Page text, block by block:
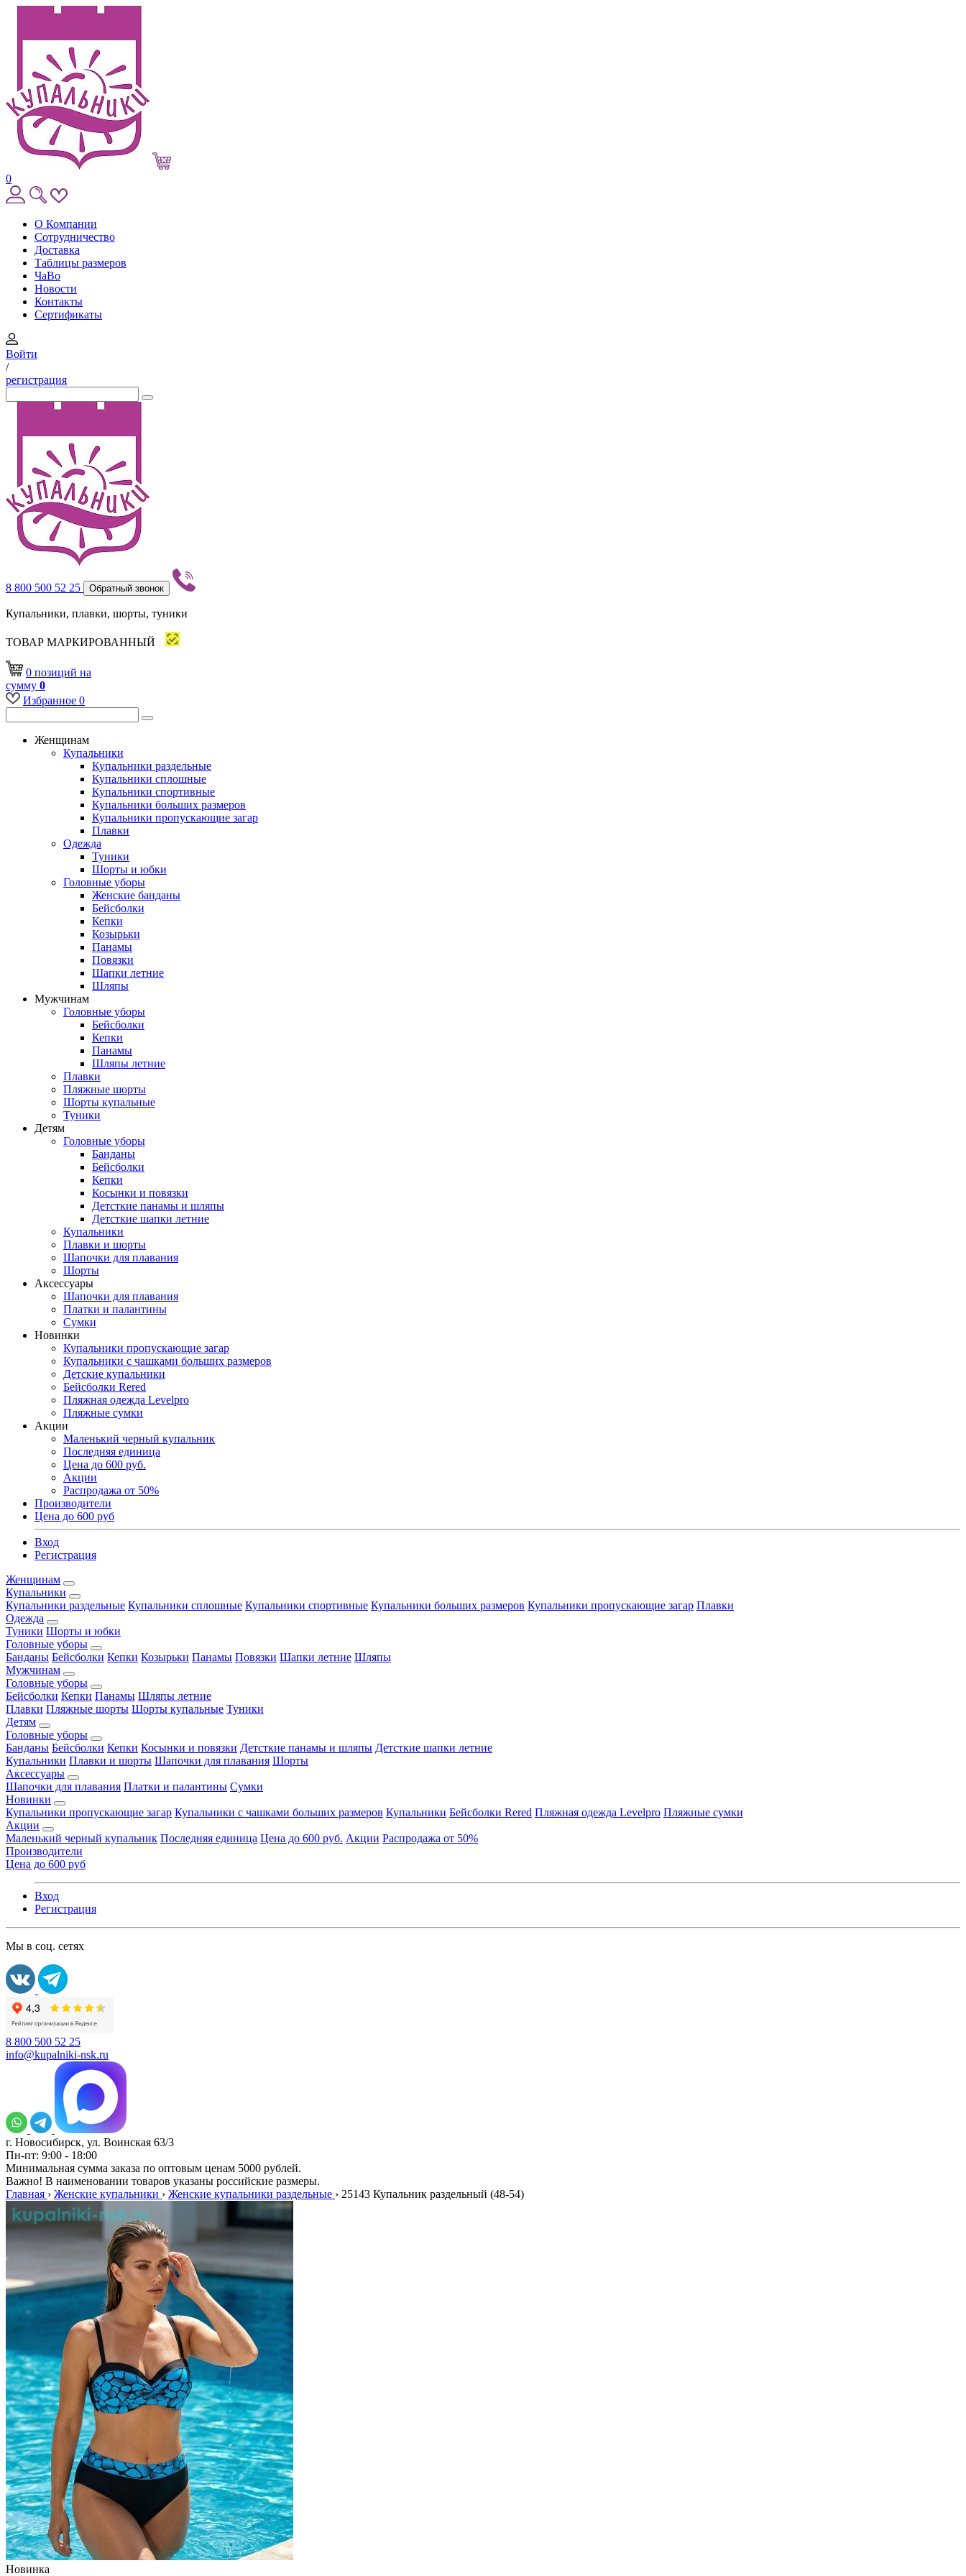
0
О Компании
Сотрудничество
Доставка
Таблицы размеров
ЧаВо
Новости
Контакты
Сертификаты
Войти
/
регистрация
8 800 500 52 25 Обратный звонок
Купальники, плавки, шорты, туники
ТОВАР МАРКИРОВАННЫЙ
0 позиций на
сумму 0
Избранное 0
Женщинам
Купальники
Купальники раздельные
Купальники сплошные
Купальники спортивные
Купальники больших размеров
Купальники пропускающие загар
Плавки
Одежда
Туники
Шорты и юбки
Головные уборы
Женские банданы
Бейсболки
Кепки
Козырьки
Панамы
Повязки
Шапки летние
Шляпы
Мужчинам
Головные уборы
Бейсболки
Кепки
Панамы
Шляпы летние
Плавки
Пляжные шорты
Шорты купальные
Туники
Детям
Головные уборы
Банданы
Бейсболки
Кепки
Косынки и повязки
Детсткие панамы и шляпы
Детсткие шапки летние
Купальники
Плавки и шорты
Шапочки для плавания
Шорты
Аксессуары
Шапочки для плавания
Платки и палантины
Сумки
Новинки
Купальники пропускающие загар
Купальники с чашками больших размеров
Детские купальники
Бейсболки Rered
Пляжная одежда Levelpro
Пляжные сумки
Акции
Маленький черный купальник
Последняя единица
Цена до 600 руб.
Акции
Распродажа от 50%
Производители
Цена до 600 руб
Вход
Регистрация
Женщинам
Купальники
Купальники раздельные Купальники сплошные Купальники спортивные Купальники больших размеров Купальники пропускающие загар Плавки
Одежда
Туники Шорты и юбки
Головные уборы
Банданы Бейсболки Кепки Козырьки Панамы Повязки Шапки летние Шляпы
Мужчинам
Головные уборы
Бейсболки Кепки Панамы Шляпы летние
Плавки Пляжные шорты Шорты купальные Туники
Детям
Головные уборы
Банданы Бейсболки Кепки Косынки и повязки Детсткие панамы и шляпы Детсткие шапки летние
Купальники Плавки и шорты Шапочки для плавания Шорты
Аксессуары
Шапочки для плавания Платки и палантины Сумки
Новинки
Купальники пропускающие загар Купальники с чашками больших размеров Купальники Бейсболки Rered Пляжная одежда Levelpro Пляжные сумки
Акции
Маленький черный купальник Последняя единица Цена до 600 руб. Акции Распродажа от 50%
Производители
Цена до 600 руб
Вход
Регистрация
Мы в соц. сетях
8 800 500 52 25
info@kupalniki-nsk.ru
г. Новосибирск, ул. Воинская 63/3
Пн-пт: 9:00 - 18:00
Минимальная сумма заказа по оптовым ценам 5000 рублей.
Важно! В наименовании товаров указаны российские размеры.
Главная › Женские купальники › Женские купальники раздельные › 25143 Купальник раздельный (48-54)
Новинка